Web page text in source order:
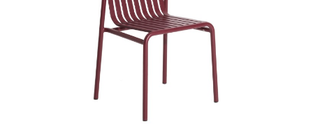
OMBRAGE
SHOWROOM
NOS MARQUES
SE CONNECTER